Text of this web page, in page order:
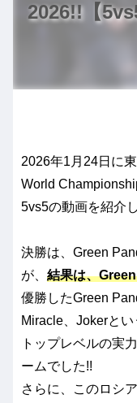
2026!!【
2026年1月24日に
World
5vs5の動画を紹介
決勝は、Green
が、 結果は、
優勝したGreen
Miracle、Jokerと
トップレベルの実
ームでした!!
さらに、このロシ